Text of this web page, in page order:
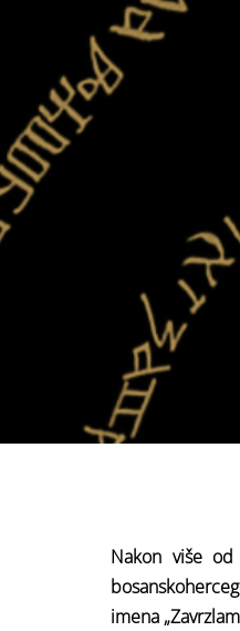
Nakon više
imena